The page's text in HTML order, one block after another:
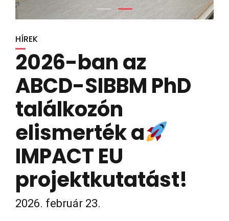
HÍREK
2026-ban az
ABCD-SIBBM PhD
találkozón
elismerték a
IMPACT EU
projektkutatást!
2026. február 23.